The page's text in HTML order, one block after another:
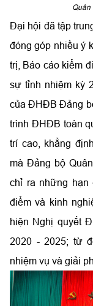
Quân
Đại hội đã tập
đóng góp nhiều ý
trị, Báo cáo kiểm
sự tỉnh nhiệm kỳ
của ĐHĐB Đảng
trình ĐHĐB toàn
trí cao, khẳng
mà Đảng bộ
chỉ ra những hạn
điểm và kinh
hiện Nghị quyết
2020 - 2025; từ
nhiệm vụ và giải